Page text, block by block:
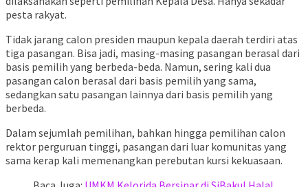
pesta rakyat.
Tidak jarang calon presiden maupun kepala daerah terdiri atas
tiga pasangan. Bisa jadi, masing-masing pasangan berasal dari
basis pemilih yang berbeda-beda. Namun, sering kali dua
pasangan calon berasal dari basis pemilih yang sama,
sedangkan satu pasangan lainnya dari basis pemilih yang
berbeda.
Dalam sejumlah pemilihan, bahkan hingga pemilihan calon
rektor perguruan tinggi, pasangan dari luar komunitas yang
sama kerap kali memenangkan perebutan kursi kekuasaan.